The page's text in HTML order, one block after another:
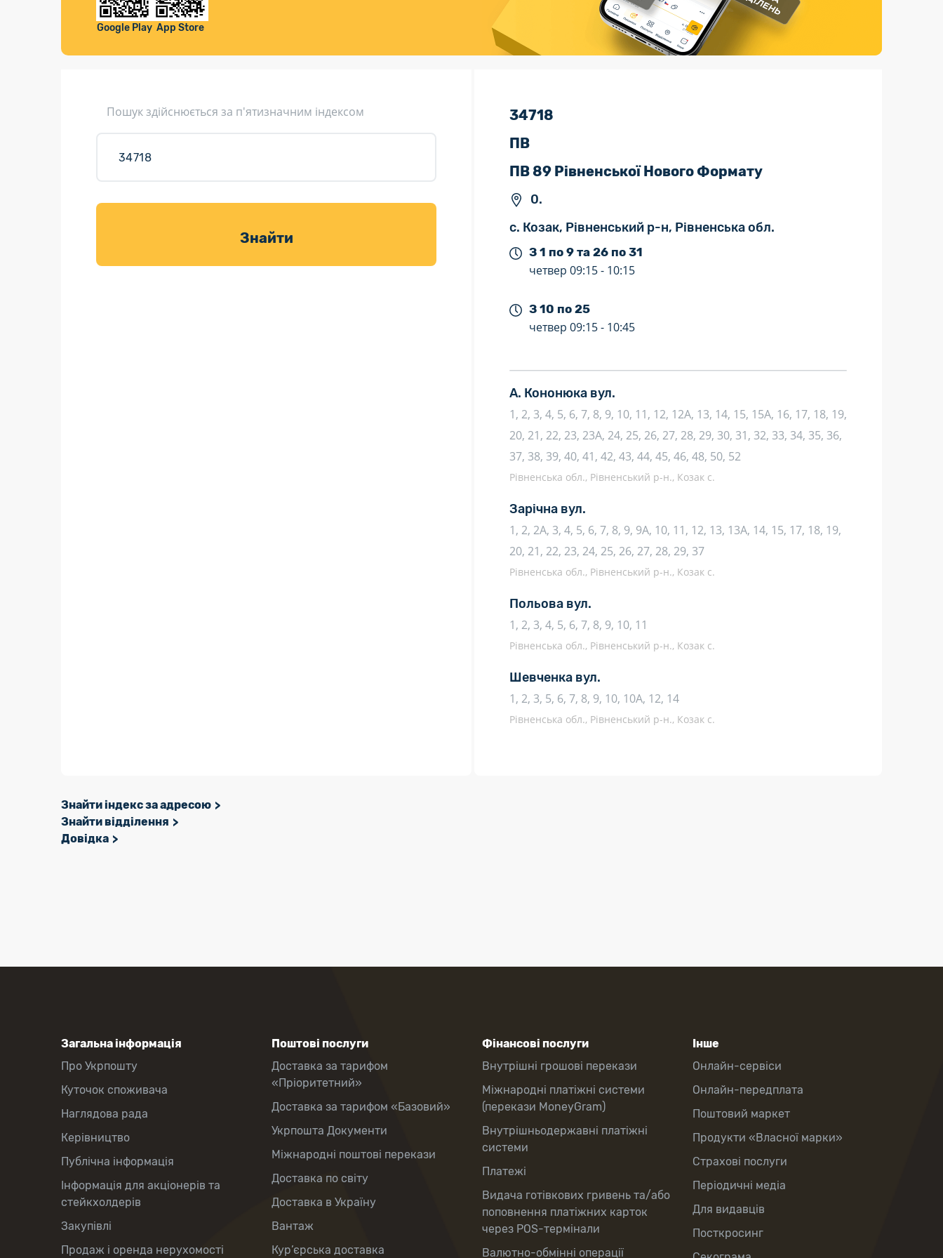
Листи та листівки
Доставка товарів для саду
Валютно-обмінні операції
Страхові послуги
Каталог «Укрпошта Маркет»
Google Play App Store
Пошук здійснюється за п'ятизначним індексом
Знайти
34718
ПВ
ПВ 89 Рівненської Нового Формату
0.
с. Козак, Рівненський р-н, Рівненська обл.
З 1 по 9 та 26 по 31
четвер 09:15 - 10:15
З 10 по 25
четвер 09:15 - 10:45
А. Кононюка вул.
1, 2, 3, 4, 5, 6, 7, 8, 9, 10, 11, 12, 12А, 13, 14, 15, 15А, 16, 17, 18, 19,
20, 21, 22, 23, 23А, 24, 25, 26, 27, 28, 29, 30, 31, 32, 33, 34, 35, 36,
37, 38, 39, 40, 41, 42, 43, 44, 45, 46, 48, 50, 52
Рівненська обл., Рівненський р-н., Козак с.
Зарічна вул.
1, 2, 2А, 3, 4, 5, 6, 7, 8, 9, 9А, 10, 11, 12, 13, 13А, 14, 15, 17, 18, 19,
20, 21, 22, 23, 24, 25, 26, 27, 28, 29, 37
Рівненська обл., Рівненський р-н., Козак с.
Польова вул.
1, 2, 3, 4, 5, 6, 7, 8, 9, 10, 11
Рівненська обл., Рівненський р-н., Козак с.
Шевченка вул.
1, 2, 3, 5, 6, 7, 8, 9, 10, 10А, 12, 14
Рівненська обл., Рівненський р-н., Козак с.
Знайти індекс за адресою
Знайти відділення
Довідка
Загальна інформація
Про Укрпошту
Куточок споживача
Наглядова рада
Керівництво
Публічна інформація
Інформація для акціонерів та
стейкхолдерів
Закупівлі
Продаж і оренда нерухомості
Поштові послуги
Доставка за тарифом
«Пріоритетний»
Доставка за тарифом «Базовий»
Укрпошта Документи
Міжнародні поштові перекази
Доставка по світу
Доставка в Україну
Вантаж
Кур’єрська доставка
Фінансові послуги
Внутрішні грошові перекази
Міжнародні платіжні системи
(перекази MoneyGram)
Внутрішньодержавні платіжні
системи
Платежі
Видача готівкових гривень та/або
поповнення платіжних карток
через POS-термінали
Валютно-обмінні операції
Інше
Онлайн-сервіси
Онлайн-передплата
Поштовий маркет
Продукти «Власної марки»
Страхові послуги
Періодичні медіа
Для видавців
Посткросинг